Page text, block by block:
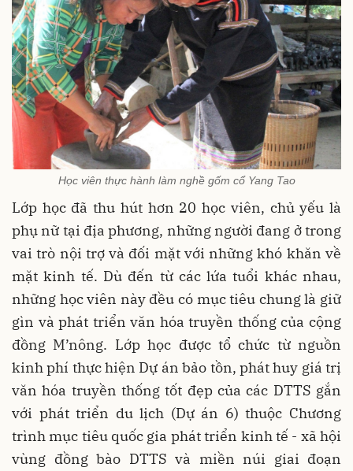
Học viên thực hành làm nghề gốm cổ Yang Tao
Lớp học đã thu hút hơn 20 học viên, chủ yếu là
phụ nữ tại địa phương, những người đang ở trong
vai trò nội trợ và đối mặt với những khó khăn về
mặt kinh tế. Dù đến từ các lứa tuổi khác nhau,
những học viên này đều có mục tiêu chung là giữ
gìn và phát triển văn hóa truyền thống của cộng
đồng M’nông. Lớp học được tổ chức từ nguồn
kinh phí thực hiện Dự án bảo tồn, phát huy giá trị
văn hóa truyền thống tốt đẹp của các DTTS gắn
với phát triển du lịch (Dự án 6) thuộc Chương
trình mục tiêu quốc gia phát triển kinh tế - xã hội
vùng đồng bào DTTS và miền núi giai đoạn